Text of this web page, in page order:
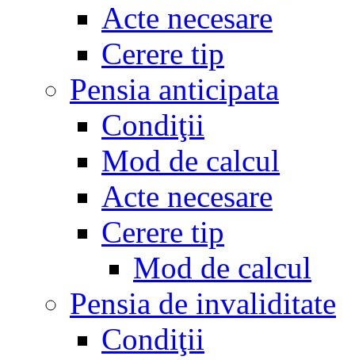
Acte necesare
Cerere tip
Pensia anticipata
Condiţii
Mod de calcul
Acte necesare
Cerere tip
Mod de calcul
Pensia de invaliditate
Condiţii